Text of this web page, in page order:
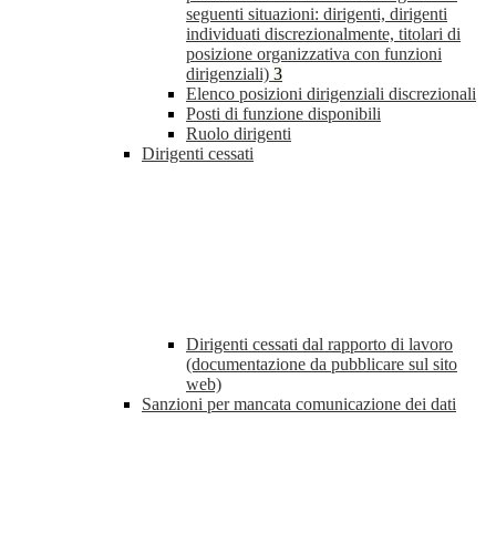
seguenti situazioni: dirigenti, dirigenti
individuati discrezionalmente, titolari di
posizione organizzativa con funzioni
dirigenziali) 3
Elenco posizioni dirigenziali discrezionali
Posti di funzione disponibili
Ruolo dirigenti
Dirigenti cessati
Dirigenti cessati dal rapporto di lavoro
(documentazione da pubblicare sul sito
web)
Sanzioni per mancata comunicazione dei dati